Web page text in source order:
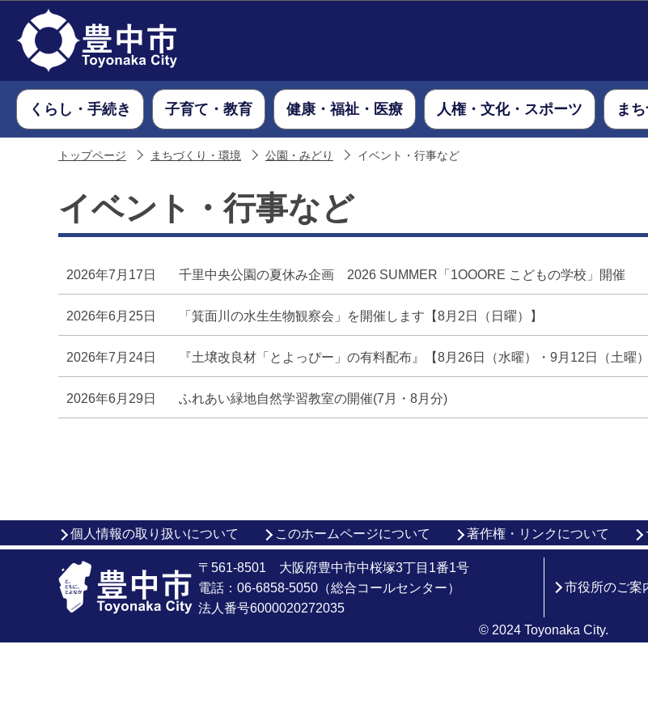
くらし・手続き 子育て・教育 健康・福祉・医療 人権・文化・スポーツ ま
トップページ まちづくり・環境 公園・みどり イベント・行事など
イベント・行事など
2026年7月17日 千里中央公園の夏休み企画 2026 SUMMER「1OOORE こどもの学校」開催
2026年6月25日 「箕面川の水生生物観察会」を開催します【8月2日（日曜）】
2026年7月24日 『土壌改良材「とよっぴー」の有料配布』【8月26日（水曜）・9月12日（土曜
2026年6月29日 ふれあい緑地自然学習教室の開催(7月・8月分)
個人情報の取り扱いについて このホームページについて 著作権・リンクについて
〒561-8501 大阪府豊中市中桜塚3丁目1番1号
電話：06-6858-5050（総合コールセンター）
法人番号6000020272035
市役所のご案
© 2024 Toyonaka City.